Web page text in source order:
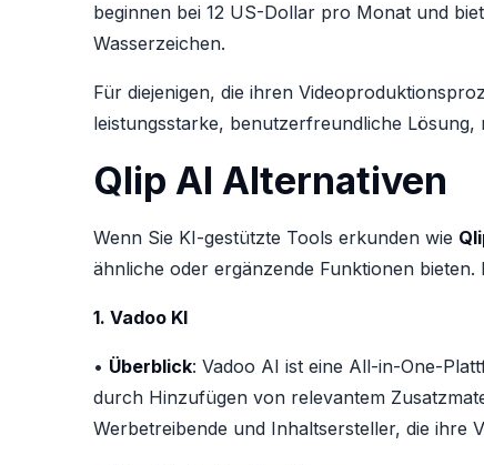
beginnen bei 12 US-Dollar pro Monat und
Wasserzeichen.
Für diejenigen, die ihren
leistungsstarke, benutzerfreundliche
Qlip AI Alternativen
Wenn Sie KI-gestützte Tools erkunden wie
ähnliche oder ergänzende Funktionen
1. Vadoo KI
• Überblick: Vadoo AI ist eine All-in-One-
durch Hinzufügen von relevantem
Werbetreibende und Inhaltsersteller, die ihre